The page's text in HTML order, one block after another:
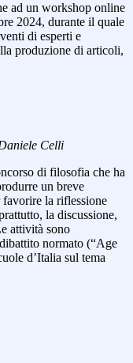
ad un workshop online
2024, durante il quale
di esperti e
produzione di articoli,
Celli
di filosofia che ha
un breve
favorire la riflessione
la discussione,
attività sono
normato (“Age
d’Italia sul tema